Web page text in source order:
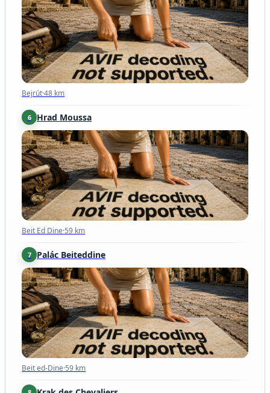
Bejrút·48 km
Bejrút·48 km
6 Hrad Moussa
Beit Ed Dine·59 km
Beit Ed Dine·59 km
7 Palác Beiteddine
Beit ed-Dine·59 km
Beit ed-Dine·59 km